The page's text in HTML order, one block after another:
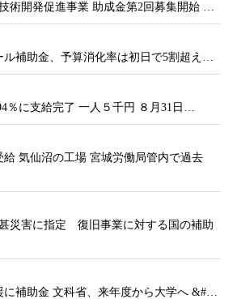
術開発促進事業 助成金第2回募集開始 …
ル補助金、予算消化率は初日で5割超え…
％に支給完了 一人５千円 ８月31日…
給 気仙沼の工場 宮城労働局管内で過去
災害に指定 復旧事業に対する国の補助
に補助金 文科省、来年度から大学へ &#…